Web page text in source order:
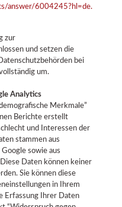
answer/6004245?hl=de.
zur
und setzen die
bei
um.
Analytics
Merkmale”
Berichte erstellt
und Interessen der
stammen aus
sowie aus
Daten können keiner
Sie können diese
in Ihrem
Erfassung Ihrer Daten